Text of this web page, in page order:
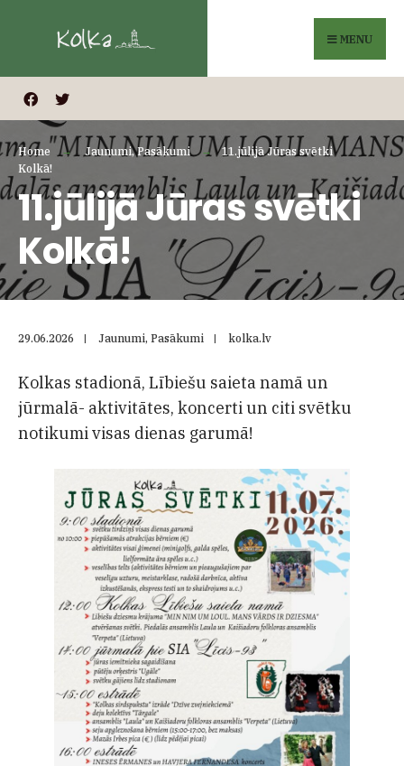
MENU
Home Jaunumi,Pasākumi
11.jūlijā Jūras svētki
Kolkā!
11.jūlijā Jūras svētki
Kolkā!
29.06.2026 | Jaunumi, Pasākumi | kolka.lv
Kolkas stadionā, Lībiešu saieta namā un
jūrmalā- aktivitātes, koncerti un citi svētku
notikumi visas dienas garumā!
for: